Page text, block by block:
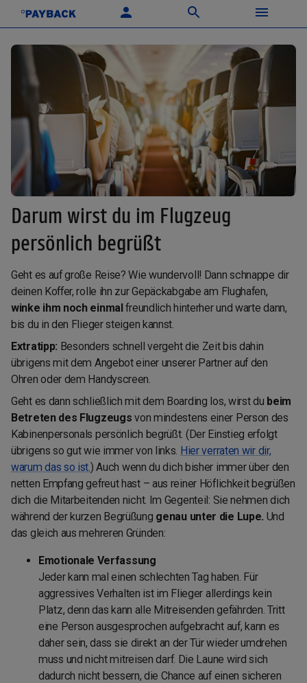
Darum wirst du im Flugzeug
persönlich begrüßt
Geht es auf große Reise? Wie wundervoll! Dann schnappe dir
deinen Koffer, rolle ihn zur Gepäckabgabe am Flughafen,
winke ihm noch einmalfreundlich hinterher und warte dann,
bis du in den Flieger steigen kannst.
Extratipp: Besonders schnell vergeht die Zeit bis dahin
übrigens mit dem Angebot einer unserer Partner auf den
Ohren oder dem Handyscreen.
Geht es dann schließlich mit dem Boarding los, wirst du beim
Betreten des Flugzeugs von mindestens einer Person des
Kabinenpersonals persönlich begrüßt. (Der Einstieg erfolgt
übrigens so gut wie immer von links. Hier verraten wir dir,
warum das so ist.) Auch wenn du dich bisher immer über den
netten Empfang gefreut hast – aus reiner Höflichkeit begrüßen
dich die Mitarbeitenden nicht. Im Gegenteil: Sie nehmen dich
während der kurzen Begrüßung genau unter die Lupe. Und
das gleich aus mehreren Gründen:
Emotionale Verfassung
Jeder kann mal einen schlechten Tag haben. Für
aggressives Verhalten ist im Flieger allerdings kein
Platz, denn das kann alle Mitreisenden gefährden. Tritt
eine Person ausgesprochen aufgebracht auf, kann es
daher sein, dass sie direkt an der Tür wieder umdrehen
muss und nicht mitreisen darf. Die Laune wird sich
dadurch nicht bessern, die Chance auf einen sicheren